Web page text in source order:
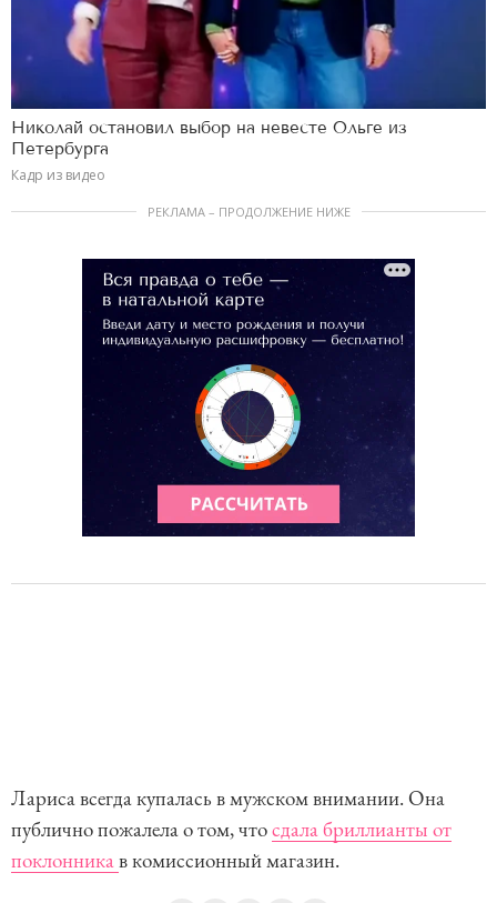
Николай остановил выбор на невесте Ольге из
Петербурга
Кадр из видео
РЕКЛАМА – ПРОДОЛЖЕНИЕ НИЖЕ
Лариса всегда купалась в мужском внимании. Она
публично пожалела о том, чтосдала бриллианты от
поклонникав комиссионный магазин.